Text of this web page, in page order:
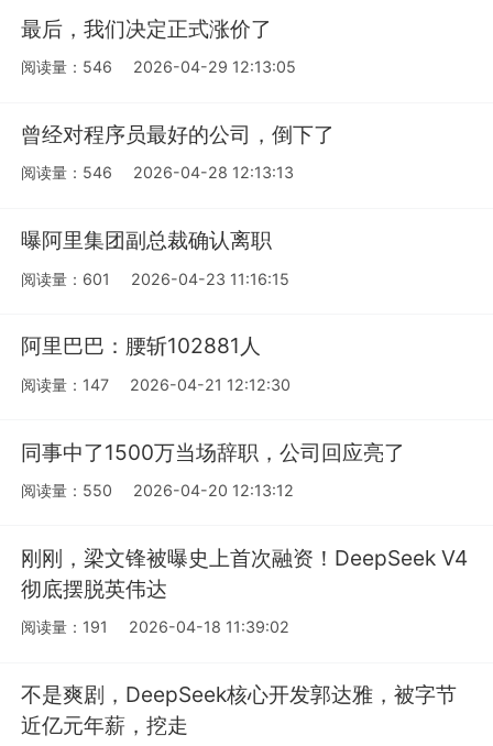
最后，我们决定正式涨价了
阅读量：546 2026-04-29 12:13:05
曾经对程序员最好的公司，倒下了
阅读量：546 2026-04-28 12:13:13
曝阿里集团副总裁确认离职
阅读量：601 2026-04-23 11:16:15
阿里巴巴：腰斩102881人
阅读量：147 2026-04-21 12:12:30
同事中了1500万当场辞职，公司回应亮了
阅读量：550 2026-04-20 12:13:12
刚刚，梁文锋被曝史上首次融资！DeepSeek V4
彻底摆脱英伟达
阅读量：191 2026-04-18 11:39:02
不是爽剧，DeepSeek核心开发郭达雅，被字节
近亿元年薪，挖走